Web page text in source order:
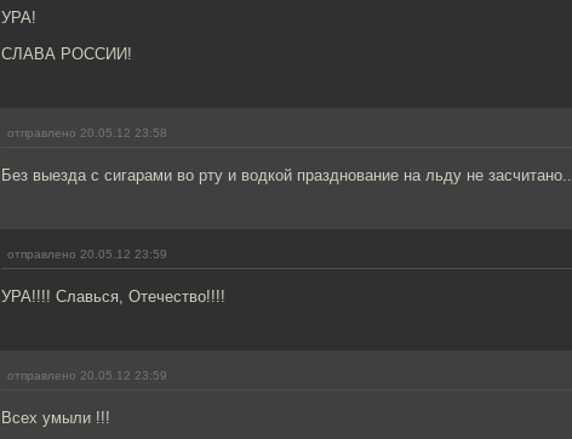
УРА!
СЛАВА РОССИИ!
отправлено 20.05.12 23:58
Без выезда с сигарами во рту и водкой празднование на льду не засчитано..
отправлено 20.05.12 23:59
УРА!!!! Славься, Отечество!!!!
отправлено 20.05.12 23:59
Всех умыли !!!